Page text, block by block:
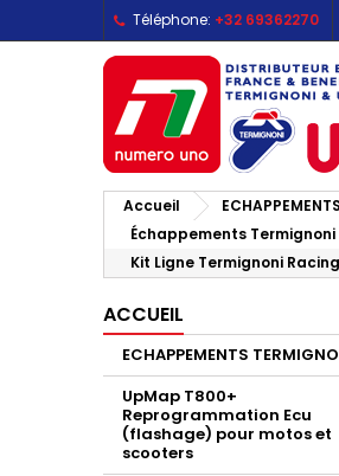
Téléphone: +32 69362270
Accueil
Échappements
Kit Ligne Termignoni
ACCUEIL
ECHAPPEMENTS
UpMap T800+
Reprogrammation Ecu
(flashage) pour motos et
scooters